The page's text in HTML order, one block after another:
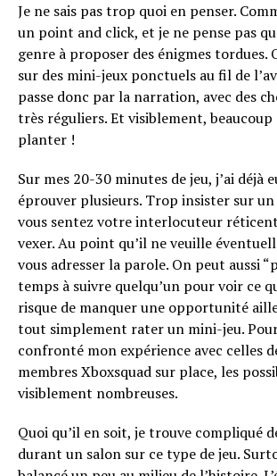
Je ne sais pas trop quoi en penser.
un point and click, et je ne pense pas
genre à proposer des énigmes tordues.
sur des mini-jeux ponctuels au fil de
passe donc par la narration, avec des
très réguliers. Et visiblement, beaucoup
planter !
Sur mes 20-30 minutes de jeu, j’ai déjà
éprouver plusieurs. Trop insister sur
vous sentez votre interlocuteur
vexer. Au point qu’il ne veuille
vous adresser la parole. On peut aussi
temps à suivre quelqu’un pour voir ce
risque de manquer une opportunité
tout simplement rater un mini-jeu.
confronté mon expérience avec celles
membres Xboxsquad sur place, les
visiblement nombreuses.
Quoi qu’il en soit, je trouve compliqué
durant un salon sur ce type de jeu.